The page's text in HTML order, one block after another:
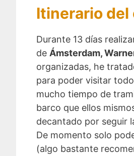
Itinerario del
Durante 13 días
de Ámsterdam,
organizadas, he
para poder visitar
mucho tiempo de
barco que ellos
decantado por seguir
De momento solo
(algo bastante